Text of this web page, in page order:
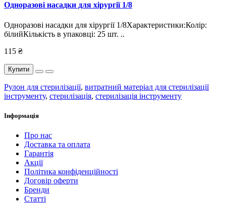
Одноразові насадки для хірургії 1/8
Одноразові насадки для хірургії 1/8Характеристики:Колір:
білийКількість в упаковці: 25 шт. ..
115 ₴
Купити
Рулон для стерилізації, витратний матеріал для стерилізації
інструменту, стерилізація, стерилізація інструменту
Інформація
Про нас
Доставка та оплата
Гарантія
Акції
Політика конфіденційності
Договір оферти
Бренди
Статті